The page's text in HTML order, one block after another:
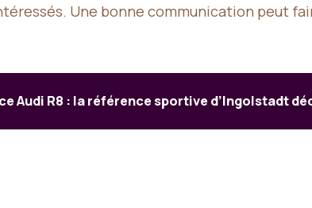
Une bonne communication peut
Audi R8 : la référence sportive d’Ingolstadt